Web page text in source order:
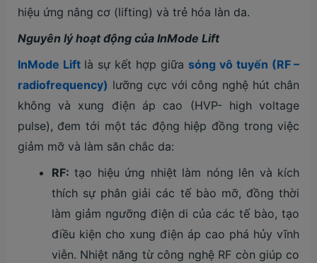
hiệu ứng nâng cơ (lifting) và trẻ hóa làn da.
Nguyên lý hoạt động của InMode Lift
InMode Liftlà sự kết hợp giữa sóng vô tuyến (RF –
radiofrequency) lưỡng cực với công nghệ hút chân
không và xung điện áp cao (HVP- high voltage
pulse), đem tới một tác động hiệp đồng trong việc
giảm mỡ và làm săn chắc da:
RF: tạo hiệu ứng nhiệt làm nóng lên và kích
thích sự phân giải các tế bào mỡ, đồng thời
làm giảm ngưỡng điện di của các tế bào, tạo
điều kiện cho xung điện áp cao phá hủy vĩnh
viễn. Nhiệt năng từ công nghệ RF còn giúp co